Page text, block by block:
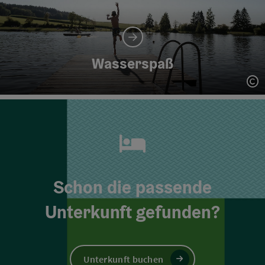
Wasserspaß
Schon die passende
Unterkunft gefunden?
Unterkunft buchen